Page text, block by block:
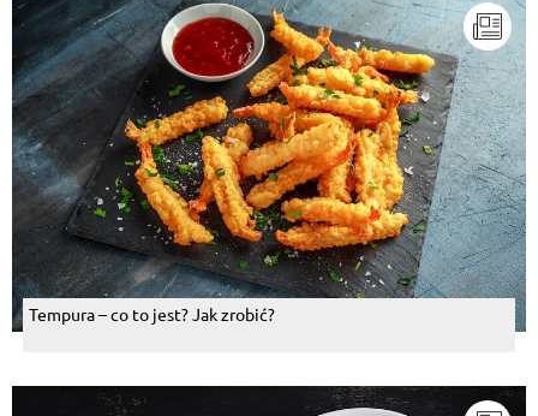
Tempura – co to jest? Jak zrobić?